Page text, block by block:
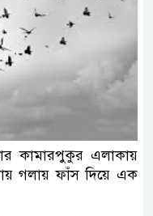
কামারপুকুর এলাকায়
গলায় ফাঁস দিয়ে এক